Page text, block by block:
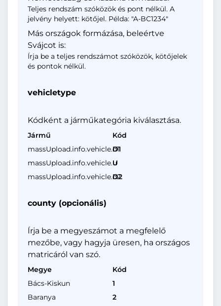
Teljes rendszám szóközök és pont nélkül. A
jelvény helyett: kötőjel. Példa: "A-BC1234"
Más országok formázása, beleértve
Svájcot is:
Írja be a teljes rendszámot szóközök, kötőjelek
és pontok nélkül.
vehicletype
Kódként a járműkategória kiválasztása.
Jármű
Kód
massUpload.info.vehicle.d1
D1
massUpload.info.vehicle.u
U
massUpload.info.vehicle.d2
D2
county (opcionális)
Írja be a megyeszámot a megfelelő
mezőbe, vagy hagyja üresen, ha országos
matricáról van szó.
Megye
Kód
Bács-Kiskun
1
Baranya
2